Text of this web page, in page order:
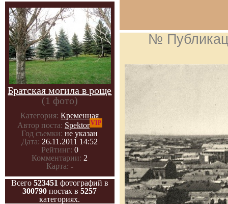
Братская могила в роще
(1 фото)
Категория: Кременная
Автор поста: SpektorVIP
Год съемки: не указан
Дата: 26.11.2011 14:52
Рейтинг: 0
Комментарии: 2
Карта: -
Всего 523451 фотографий в
300790 постах в5257
категориях.
№